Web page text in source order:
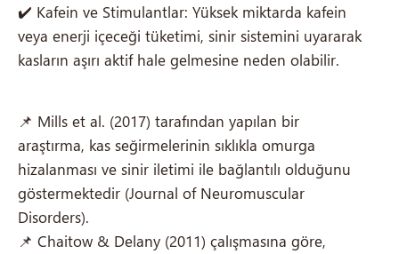
✔️ Kafein ve Stimulantlar: Yüksek miktarda kafein
veya enerji içeceği tüketimi, sinir sistemini uyararak
kasların aşırı aktif hale gelmesine neden olabilir.
📌 Mills et al. (2017) tarafından yapılan bir
araştırma, kas seğirmelerinin sıklıkla omurga
hizalanması ve sinir iletimi ile bağlantılı olduğunu
göstermektedir (Journal of Neuromuscular
Disorders).
📌 Chaitow & Delany (2011) çalışmasına göre,